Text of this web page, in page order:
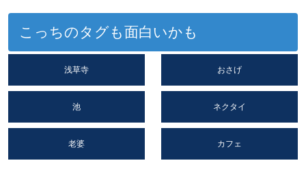
こっちのタグも面白いかも
浅草寺 おさげ
池 ネクタイ
老婆 カフェ